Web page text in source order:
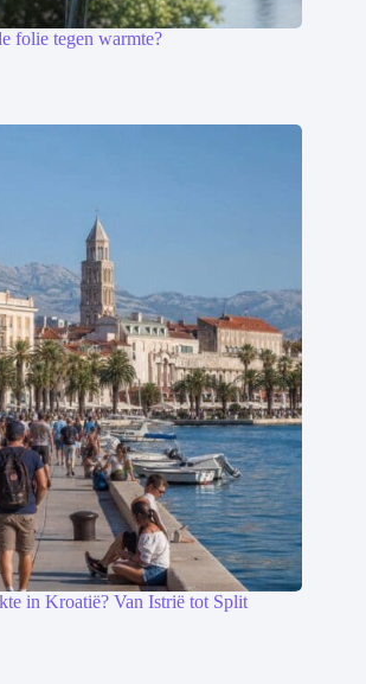
folie tegen warmte?
in Kroatië? Van Istrië tot Split